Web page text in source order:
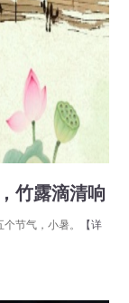
竹露滴清响
节气，小暑。
【详